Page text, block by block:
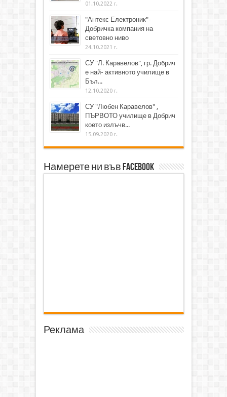
01.10.2022 г.
"Антекс Електроник"-
Добричка компания на
световно ниво
24.10.2021 г.
СУ "Л. Каравелов", гр. Добрич
е най- активното училище в
Бъл...
12.10.2020 г.
СУ "Любен Каравелов" ,
ПЪРВОТО училище в Добрич
което излъчв...
15.09.2020 г.
Намерете ни във Facebook
Реклама